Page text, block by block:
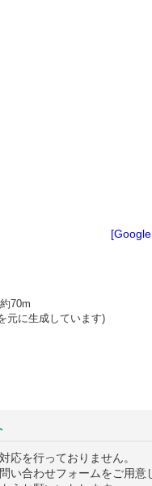
70m
元に生成しています)
応を行っておりません。
い合わせフォームをご用